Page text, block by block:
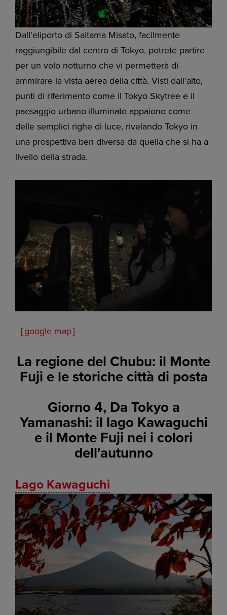
Dall'eliporto di Saitama Misato, facilmente
raggiungibile dal centro di Tokyo, potrete partire
per un volo notturno che vi permetterà di
ammirare la vista aerea della città. Visti dall'alto,
punti di riferimento come il Tokyo Skytree e il
paesaggio urbano illuminato appaiono come
delle semplici righe di luce, rivelando Tokyo in
una prospettiva ben diversa da quella che si ha a
livello della strada.
［google map］
La regione del Chubu: il Monte
Fuji e le storiche città di posta
Giorno 4, Da Tokyo a
Yamanashi: il lago Kawaguchi
e il Monte Fuji nei i colori
dell'autunno
Lago Kawaguchi